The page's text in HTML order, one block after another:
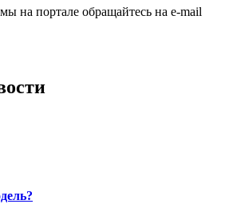
на портале обращайтесь на e-mail